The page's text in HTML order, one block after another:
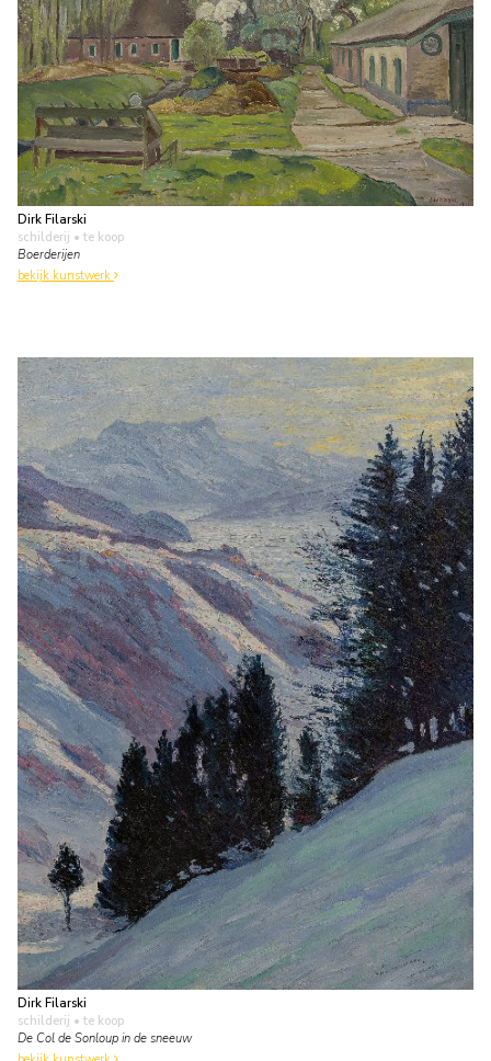
Dirk Filarski
schilderij • te koop
Boerderijen
bekijk kunstwerk
Dirk Filarski
schilderij • te koop
De Col de Sonloup in de sneeuw